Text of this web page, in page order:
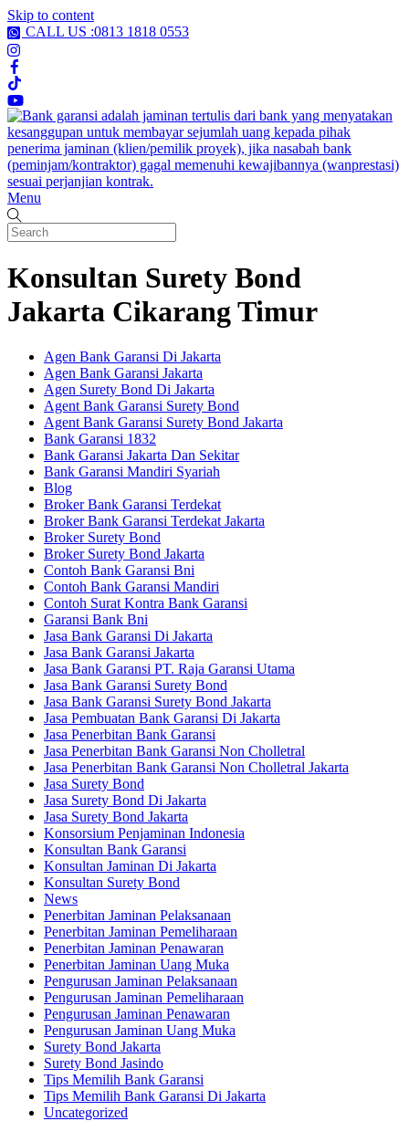
Skip to content
CALL US :0813 1818 0553
Menu
Konsultan Surety Bond
Jakarta Cikarang Timur
Agen Bank Garansi Di Jakarta
Agen Bank Garansi Jakarta
Agen Surety Bond Di Jakarta
Agent Bank Garansi Surety Bond
Agent Bank Garansi Surety Bond Jakarta
Bank Garansi 1832
Bank Garansi Jakarta Dan Sekitar
Bank Garansi Mandiri Syariah
Blog
Broker Bank Garansi Terdekat
Broker Bank Garansi Terdekat Jakarta
Broker Surety Bond
Broker Surety Bond Jakarta
Contoh Bank Garansi Bni
Contoh Bank Garansi Mandiri
Contoh Surat Kontra Bank Garansi
Garansi Bank Bni
Jasa Bank Garansi Di Jakarta
Jasa Bank Garansi Jakarta
Jasa Bank Garansi PT. Raja Garansi Utama
Jasa Bank Garansi Surety Bond
Jasa Bank Garansi Surety Bond Jakarta
Jasa Pembuatan Bank Garansi Di Jakarta
Jasa Penerbitan Bank Garansi
Jasa Penerbitan Bank Garansi Non Cholletral
Jasa Penerbitan Bank Garansi Non Cholletral Jakarta
Jasa Surety Bond
Jasa Surety Bond Di Jakarta
Jasa Surety Bond Jakarta
Konsorsium Penjaminan Indonesia
Konsultan Bank Garansi
Konsultan Jaminan Di Jakarta
Konsultan Surety Bond
News
Penerbitan Jaminan Pelaksanaan
Penerbitan Jaminan Pemeliharaan
Penerbitan Jaminan Penawaran
Penerbitan Jaminan Uang Muka
Pengurusan Jaminan Pelaksanaan
Pengurusan Jaminan Pemeliharaan
Pengurusan Jaminan Penawaran
Pengurusan Jaminan Uang Muka
Surety Bond Jakarta
Surety Bond Jasindo
Tips Memilih Bank Garansi
Tips Memilih Bank Garansi Di Jakarta
Uncategorized